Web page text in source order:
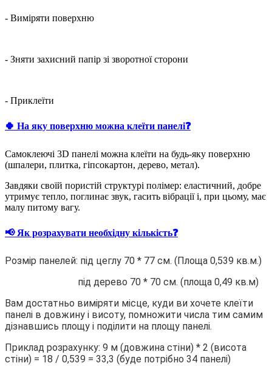
- Виміряти поверхню
- Зняти захисний папір зі зворотної сторони
- Приклеїти
🍀 На яку поверхню можна клеїти панелі❓
Самоклеючі 3D панелі можна клеїти на будь-яку поверхню
(шпалери, плитка, гіпсокартон, дерево, метал).
Завдяки своїй пористій структурі полімер: еластичний, добре
утримує тепло, поглинає звук, гасить вібрації і, при цьому, має
малу питому вагу.
📢 Як розрахувати необхідну кількість❓
Розмір панелей: під цеглу 70 * 77 см. (Площа 0,539 кв.м.)
під дерево 70 * 70 см. (площа 0,49 кв.м)
Вам достатньо виміряти місце, куди ви хочете клеїти
панелі в довжину і висоту, помножити числа тим самим
дізнавшись площу і поділити на площу панелі.
Приклад розрахунку: 9 м (довжина стіни) * 2 (висота
стіни) = 18 / 0,539 = 33,3 (буде потрібно 34 панелі)